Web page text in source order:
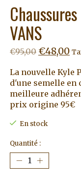
VANS
€95,00 €48,00
La nouvelle Kyle
d'une semelle en
meilleure
prix origine 95€
En stock
Quantité :